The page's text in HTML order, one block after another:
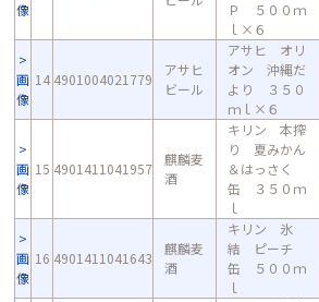
像
Ｐ ５００ｍ
ｌ×６
画
像
14 4901004021779
アサヒ
ビール
アサヒ オリ
オン 沖縄だ
より ３５０
ｍｌ×６
画
像
15 4901411041957
麒麟麦
酒
キリン 本搾
り 夏みかん
＆はっさく
缶 ３５０ｍ
ｌ
画
像
16 4901411041643
麒麟麦
酒
キリン 氷
結 ピーチ
缶 ５００ｍ
ｌ